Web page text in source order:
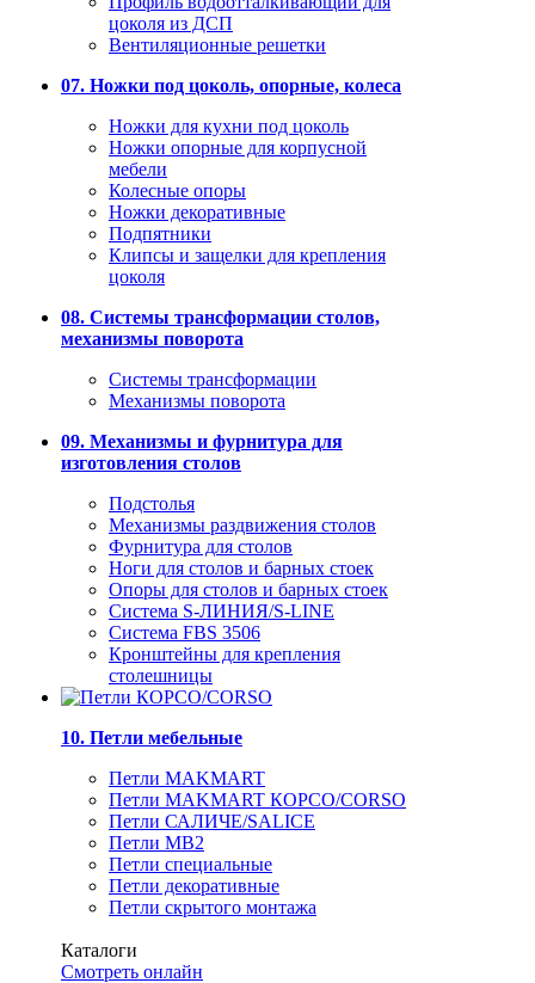
цоколя из ДСП
Вентиляционные решетки
07. Ножки под цоколь, опорные, колеса
Ножки для кухни под цоколь
Ножки опорные для корпусной
мебели
Колесные опоры
Ножки декоративные
Подпятники
Клипсы и защелки для крепления
цоколя
08. Системы трансформации столов,
механизмы поворота
Системы трансформации
Механизмы поворота
09. Механизмы и фурнитура для
изготовления столов
Подстолья
Механизмы раздвижения столов
Фурнитура для столов
Ноги для столов и барных стоек
Опоры для столов и барных стоек
Система S-ЛИНИЯ/S-LINE
Система FBS 3506
Кронштейны для крепления
столешницы
10. Петли мебельные
Петли MAKMART
Петли MAKMART КОРСО/CORSO
Петли САЛИЧЕ/SALICE
Петли MB2
Петли специальные
Петли декоративные
Петли скрытого монтажа
Каталоги
Смотреть онлайн